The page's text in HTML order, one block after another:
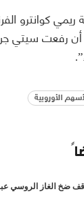
كوانترو
3% بعد أن رفعت
الأوروبية
ضخ الغاز الروسي عبر